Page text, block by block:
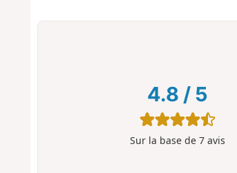
4.8 / 5
Sur la base de 7avis